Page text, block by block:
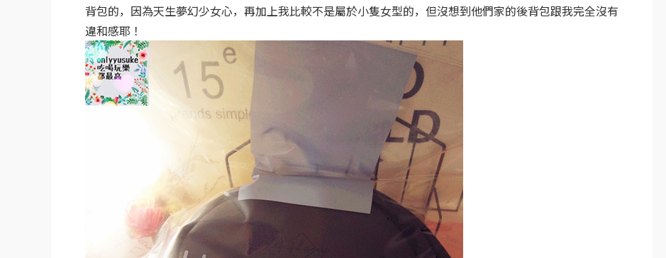
背包的，因為天生夢幻少女心，再加上我比較不是屬於小隻女型的，但沒想到他們家的後背包跟我完全沒有
違和感耶！